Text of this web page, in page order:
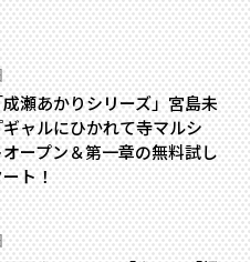
瀬あかりシリーズ」宮島未
ャルにひかれて寺マルシ
ープン＆第一章の無料試し
ト！